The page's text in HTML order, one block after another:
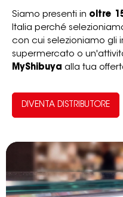
Siamo presenti in oltre
Italia perché
con cui selezioniamo gli
supermercato o
MyShibuya alla tua
DIVENTA DISTRIBUTORE